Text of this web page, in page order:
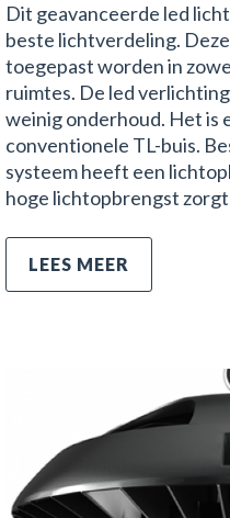
Dit geavanceerde led
beste lichtverdeling.
toegepast worden in
ruimtes. De led
weinig onderhoud. Het is
conventionele TL-buis.
systeem heeft een
hoge lichtopbrengst zorgt
LEES MEER